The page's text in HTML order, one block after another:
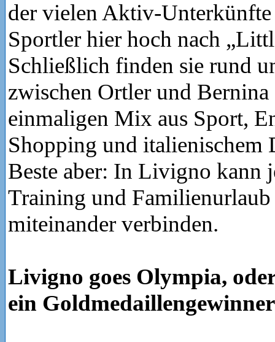
der vielen Aktiv-
Sportler hier hoch nach
Schließlich finden sie rund
zwischen Ortler und
einmaligen Mix aus Sport,
Shopping und italienischem
Beste aber: In Livigno kann
Training und
miteinander verbinden.
Livigno goes Olympia,
ein Goldmedaillengewinner